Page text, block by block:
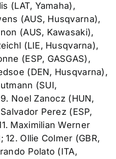
(LAT, Yamaha),
(AUS, Husqvarna),
(AUS, Kawasaki),
(LIE, Husqvarna),
(ESP, GASGAS),
(DEN, Husqvarna),
(SUI,
Noel Zanocz (HUN,
Perez (ESP,
Maximilian Werner
12. Ollie Colmer (GBR,
Polato (ITA,